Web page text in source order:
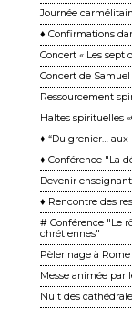
Journée
♦ Confirmations
Concert « Les sept
Concert de
Ressourcement
Haltes spirituelles
♦ “Du grenier… aux
♦ Conférence "La
Devenir
♦ Rencontre des
# Conférence "Le
chrétiennes"
Pèlerinage à Rome
Messe animée par
Nuit des